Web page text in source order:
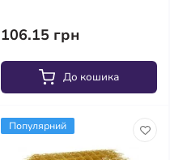
106.15 грн
До кошика
Популярний